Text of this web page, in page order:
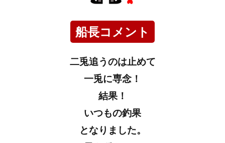
船長コメント
二兎追うのは止めて
一兎に専念！
結果！
いつもの釣果
となりました。